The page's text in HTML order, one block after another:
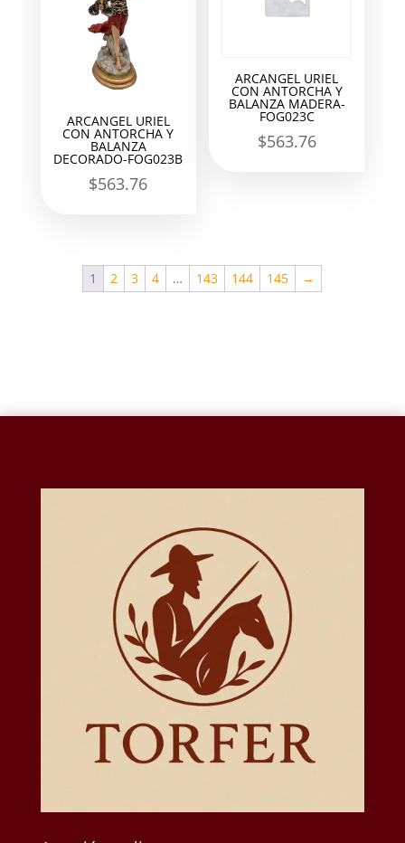
ARCANGEL URIEL
CON ANTORCHA Y
BALANZA
DECORADO-FOG023B
$563.76
ARCANGEL URIEL
CON ANTORCHA Y
BALANZA MADERA-
FOG023C
$563.76
1 2 3 4 … 143 144 145 →